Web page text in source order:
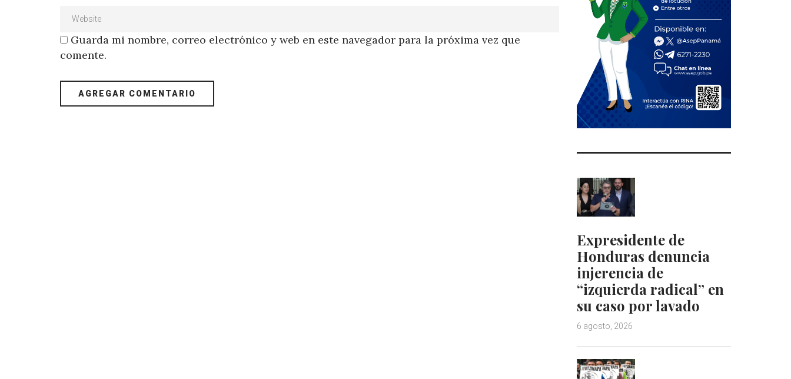
Guarda mi nombre, correo electrónico y web en este navegador para la próxima vez que
comente.
Expresidente de
Honduras denuncia
injerencia de
“izquierda radical” en
su caso por lavado
6 agosto, 2026